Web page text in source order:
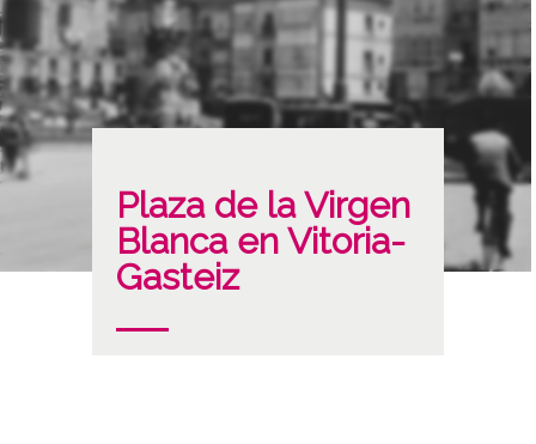
Plaza de la Virgen
Blanca en Vitoria-
Gasteiz